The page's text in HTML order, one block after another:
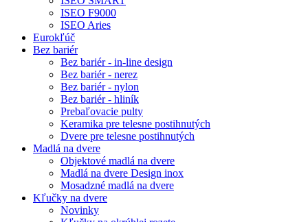
ISEO F9000
ISEO Aries
Eurokľúč
Bez bariér
Bez bariér - in-line design
Bez bariér - nerez
Bez bariér - nylon
Bez bariér - hliník
Prebaľovacie pulty
Keramika pre telesne postihnutých
Dvere pre telesne postihnutých
Madlá na dvere
Objektové madlá na dvere
Madlá na dvere Design inox
Mosadzné madlá na dvere
Kľučky na dvere
Novinky